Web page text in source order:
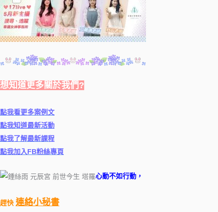
想知道更多關於我們?
點我看更多案例文
點我知道最新活動
點我了解最新課程
點我加入FB粉絲專頁
心動不如行動，
趕快 連絡小秘書